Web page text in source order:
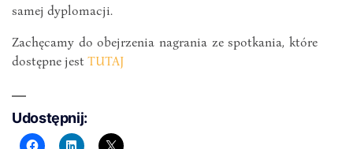
samej dyplomacji.
Zachęcamy do obejrzenia nagrania ze spotkania, które
dostępne jest TUTAJ
Udostępnij: